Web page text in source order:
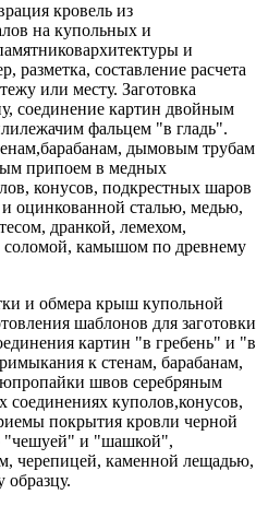
кровель из
на купольных и
и
составление расчета
или месту. Заготовка
соединение картин двойным
фальцем "в гладь".
дымовым трубам
припоем в медных
конусов, подкрестных шаров
оцинкованной сталью, медью,
дранкой, лемехом,
камышом по древнему
и обмера крыш купольной
шаблонов для заготовки
картин "в гребень" и "в
к стенам, барабанам,
швов серебряным
куполов,конусов,
покрытия кровли черной
"чешуей" и "шашкой",
черепицей, каменной лещадью,